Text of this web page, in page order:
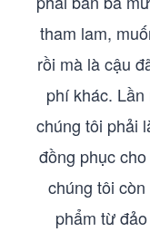
tham lam,
rồi mà là cậu
phí khác.
chúng tôi phải
đồng phục
chúng tôi
phẩm từ